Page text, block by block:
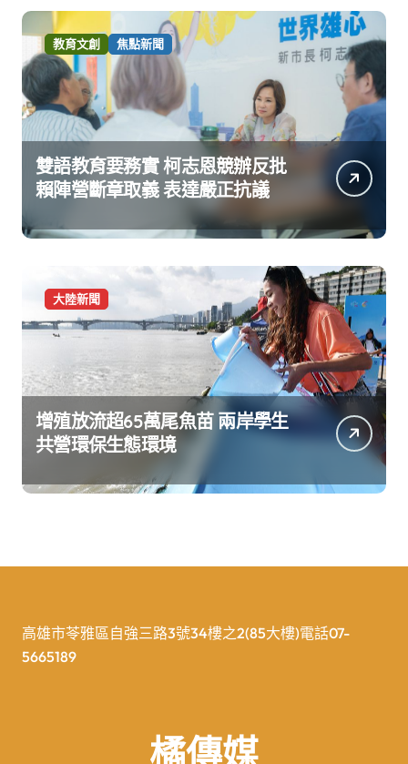
教育文創 焦點新聞
雙語教育要務實 柯志恩競辦反批
賴陣營斷章取義 表達嚴正抗議
大陸新聞
增殖放流超65萬尾魚苗 兩岸學生
共營環保生態環境
高雄市苓雅區自強三路3號34樓之2(85大樓)電話07-
5665189
橘傳媒